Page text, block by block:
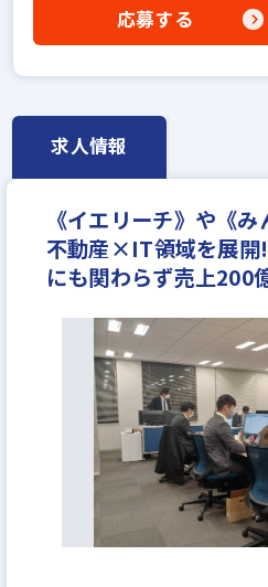
社宅・家賃補助あり
資格支援制
完全週休2日
年収600万円
応募する
求人情報
《イエリーチ》や《み
不動産×IT領域を展開
にも関わらず売上200